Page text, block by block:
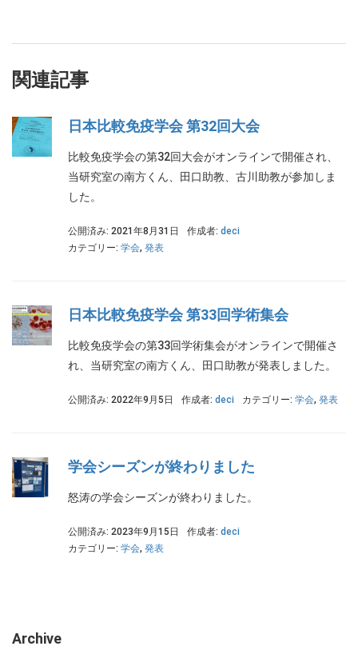
関連記事
日本比較免疫学会 第32回大会
比較免疫学会の第32回大会がオンラインで開催され、
当研究室の南方くん、田口助教、古川助教が参加しま
した。
公開済み: 2021年8月31日 作成者: deci
カテゴリー: 学会, 発表
日本比較免疫学会 第33回学術集会
比較免疫学会の第33回学術集会がオンラインで開催さ
れ、当研究室の南方くん、田口助教が発表しました。
公開済み: 2022年9月5日 作成者: deci カテゴリー: 学会, 発表
学会シーズンが終わりました
怒涛の学会シーズンが終わりました。
公開済み: 2023年9月15日 作成者: deci
カテゴリー: 学会, 発表
Archive